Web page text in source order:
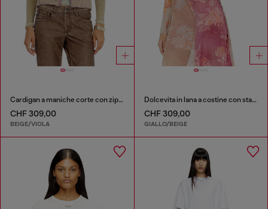
Cardigan a maniche corte con zip in maglia a trecce
CHF 309,00
BEIGE/VIOLA
Dolcevita in lana a costine con stampa floreale
CHF 309,00
GIALLO/BEIGE